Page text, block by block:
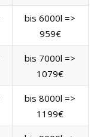
bis 6000l =>
959€
bis 7000l =>
1079€
bis 8000l =>
1199€